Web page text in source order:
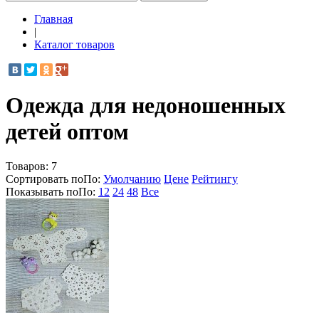
Главная
|
Каталог товаров
Одежда для недоношенных
детей оптом
Товаров: 7
Сортировать поПо: Умолчанию Цене Рейтингу
Показывать поПо: 12 24 48 Все